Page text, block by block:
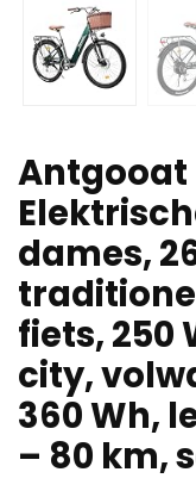
Antgooat
dames,
fiets, 250
city,
360 Wh,
– 80 km,